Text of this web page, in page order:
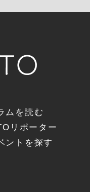
ムを読む
リポーター
ントを探す